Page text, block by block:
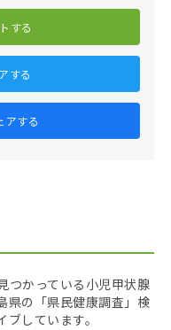
する
する
アする
つかっている小児甲状腺
県の「県民健康調査」検
しています。